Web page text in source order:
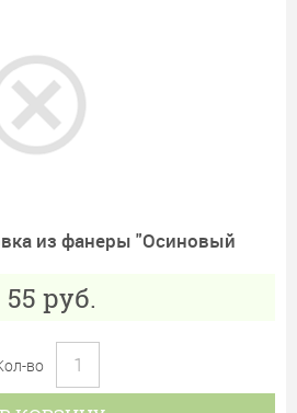
из фанеры "Осиновый
55 руб.
во